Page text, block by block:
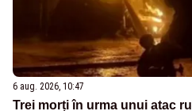
6 aug. 2026, 10:47
Trei morți în urma unui atac